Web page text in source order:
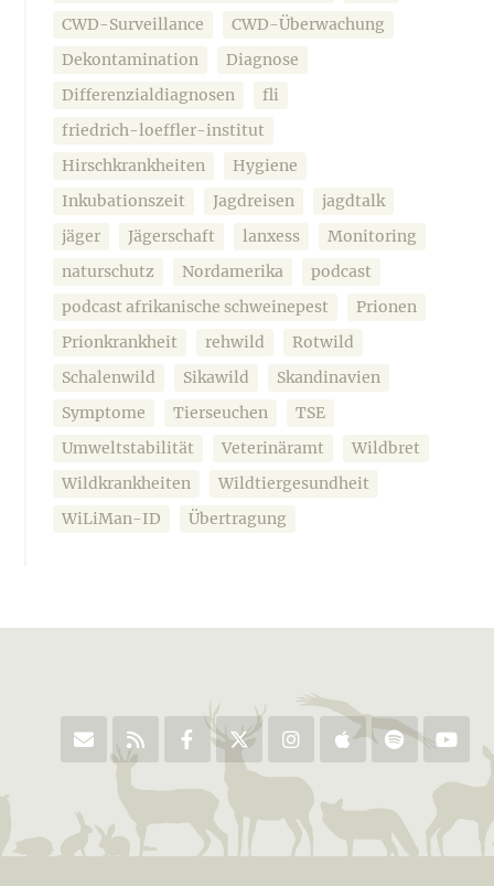
CWD-Surveillance
CWD-Überwachung
Dekontamination
Diagnose
Differenzialdiagnosen
fli
friedrich-loeffler-institut
Hirschkrankheiten
Hygiene
Inkubationszeit
Jagdreisen
jagdtalk
jäger
Jägerschaft lanxess
Monitoring
naturschutz
Nordamerika
podcast
podcast afrikanische schweinepest
Prionen
Prionkrankheit
rehwild
Rotwild
Schalenwild
Sikawild
Skandinavien
Symptome
Tierseuchen
TSE
Umweltstabilität
Veterinäramt
Wildbret
Wildkrankheiten
Wildtiergesundheit
WiLiMan-ID
Übertragung